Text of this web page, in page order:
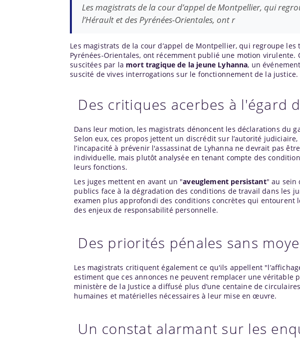
Les magistrats de la cour d’appel de Montpellier, qui
l’Hérault et des Pyrénées-Orientales, ont r
Les magistrats de la cour d’appel de Montpellier, qui regroupe les
Pyrénées-Orientales, ont récemment publié une motion
suscitées par la mort tragique de la jeune Lyhanna, un
suscité de vives interrogations sur le fonctionnement de la justice.
Des critiques acerbes à l'égard
Dans leur motion, les magistrats dénoncent les déclarations du
Selon eux, ces propos jettent un discrédit sur l’autorité
l’incapacité à prévenir l'assassinat de Lyhanna ne devrait pas
individuelle, mais plutôt analysée en tenant compte des
leurs fonctions.
Les juges mettent en avant un "aveuglement persistant" au sein
publics face à la dégradation des conditions de travail dans les
examen plus approfondi des conditions concrètes qui
des enjeux de responsabilité personnelle.
Des priorités pénales sans
Les magistrats critiquent également ce qu'ils appellent
estiment que ces annonces ne peuvent remplacer une véritable
ministère de la Justice a diffusé plus d’une centaine de
humaines et matérielles nécessaires à leur mise en œuvre.
Un constat alarmant sur les